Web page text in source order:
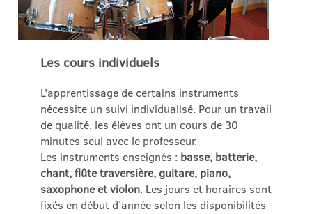
Les cours individuels
L’apprentissage de certains instruments
nécessite un suivi individualisé. Pour un travail
de qualité, les élèves ont un cours de 30
minutes seul avec le professeur.
Les instruments enseignés : basse, batterie,
chant, flûte traversière, guitare, piano,
saxophone et violon. Les jours et horaires sont
fixés en début d’année selon les disponibilités